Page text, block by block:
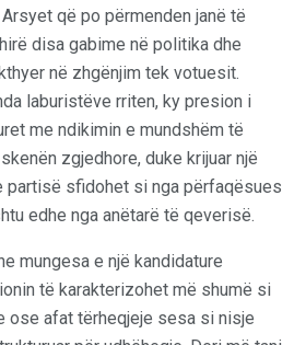
që po përmenden janë të
disa gabime në politika dhe
në zhgënjim tek votuesit.
laburistëve rriten, ky presion i
me ndikimin e mundshëm të
zgjedhore, duke krijuar një
partisë sfidohet si nga përfaqësues
edhe nga anëtarë të qeverisë.
mungesa e një kandidature
të karakterizohet më shumë si
ose afat tërheqjeje sesa si nisje